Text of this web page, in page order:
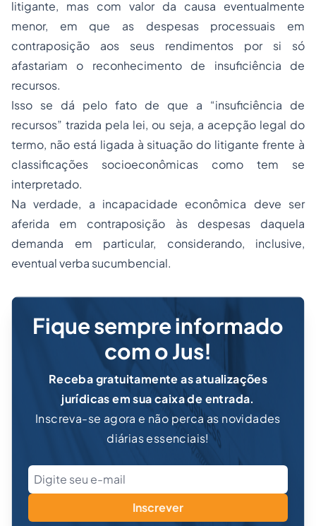
litigante, mas com valor da causa eventualmente
menor, em que as despesas processuais em
contraposição aos seus rendimentos por si só
afastariam o reconhecimento de insuficiência de
recursos.
Isso se dá pelo fato de que a “insuficiência de
recursos” trazida pela lei, ou seja, a acepção legal do
termo, não está ligada à situação do litigante frente à
classificações socioeconômicas como tem se
interpretado.
Na verdade, a incapacidade econômica deve ser
aferida em contraposição às despesas daquela
demanda em particular, considerando, inclusive,
eventual verba sucumbencial.
Fique sempre informado
com o Jus!
Receba gratuitamente as atualizações
jurídicas em sua caixa de entrada.
Inscreva-se agora e não perca as novidades
diárias essenciais!
Inscrever